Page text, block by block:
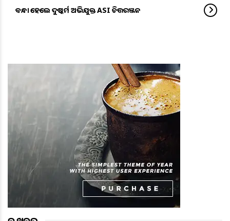
ବନ୍ଧା ହେଲେ ଦୁଷ୍କର୍ମ ଅଭିଯୁକ୍ତ ASI ଚିତ୍ତରଞ୍ଜନ